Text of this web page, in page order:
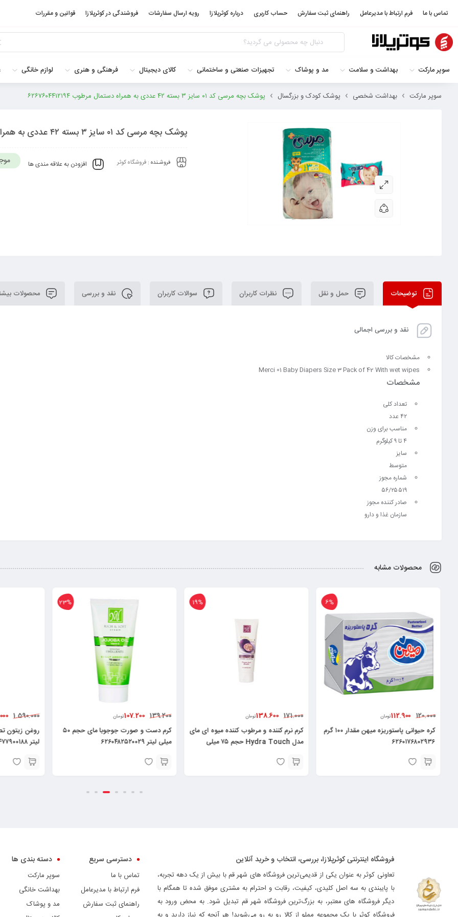
تماس با ما فرم ارتباط با مدیرعامل راهنمای ثبت سفارش حساب کاربری درباره کوثرپلازا رویه ارسال سفارشات فروشندگی در کوثرپلازا قوانین و مقررات
سوپر مارکت بهداشت و سلامت مد و پوشاک تجهیزات صنعتی و ساختمانی کالای دیجیتال فرهنگی و هنری لوازم خانگی
سوپر مارکت بهداشت شخصی پوشک کودک و بزرگسال پوشک بچه مرسی کد ۰۱ سایز ۳ بسته ۴۲ عددی به همراه دستمال مرطوب ۶۲۶۷۶۰۴۴۱۲۱۹۴
پوشک بچه مرسی کد ۰۱ سایز ۳ بسته ۴۲ عددی به همراه دستمال مرطوب ۶۲۶۷۶۰۴۴۱۲۱۹۴
فروشـنده : فروشگاه کوثر افزودن به علاقه مندی ها
توضیحات حمل و نقل نظرات کاربران سوالات کاربران نقد و بررسی محصولات
نقد و بررسی اجمالی
مشخصات کالا
Merci 01 Baby Diapers Size 3 Pack of 42 With wet wipes
مشخصات
تعداد کلی
۴۲ عدد
مناسب برای وزن
۴ تا ۹ کیلوگرم
سایز
متوسط
شماره مجوز
۵۶/۲۵۵۱۹
صادر کننده مجوز
سازمان غذا و دارو
محصولات مشابه
19%
171.000
138.600تومان
کرم نرم کننده و مرطوب کننده میوه ای مای
23%
139.200
107.200تومان
کرم دست و صورت جوجوبا مای حجم ۵۰
میلی لیتر ۶۲۶۰۴۸۲۵۲۰۰۲۹
15%
1.590.000
1.357.000
لیتر ۶۲۶۰۴۷۷۹۰۰۱۸۸
225.000
عددی ۶۲۶۰۰۱۰۵۱۱۹۸۷
فروشگاه اینترنتی کوثرپلازا، بررسی، انتخاب و خرید آنلاین
تعاونی کوثر به عنوان یکی از قدیمی‌ترین فروشگاه های شهر قم با بیش از یک دهه تجربه،
با پایبندی به سه اصل کلیدی، کیفیت، رقابت و احترام به مشتری موفق شده تا همگام با
دیگر فروشگاه های معتبر، به بزرگ‌ترین فروشگاه شهر قم تبدیل شود. به محض ورود به
دسترسی سریع
تماس با ما
فرم ارتباط با مدیرعامل
راهنمای ثبت سفارش
دسته بندی ها
سوپر مارکت
بهداشت خانگی
مد و پوشاک